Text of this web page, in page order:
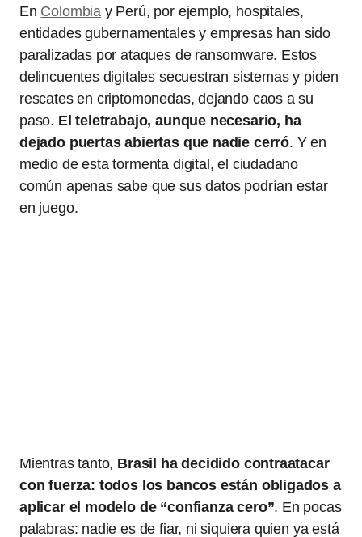
En Colombia y Perú, por ejemplo, hospitales,
entidades gubernamentales y empresas han sido
paralizadas por ataques de ransomware. Estos
delincuentes digitales secuestran sistemas y piden
rescates en criptomonedas, dejando caos a su
paso. El teletrabajo, aunque necesario, ha
dejado puertas abiertas que nadie cerró. Y en
medio de esta tormenta digital, el ciudadano
común apenas sabe que sus datos podrían estar
en juego.
Mientras tanto, Brasil ha decidido contraatacar
con fuerza: todos los bancos están obligados a
aplicar el modelo de “confianza cero”. En pocas
palabras: nadie es de fiar, ni siquiera quien ya está